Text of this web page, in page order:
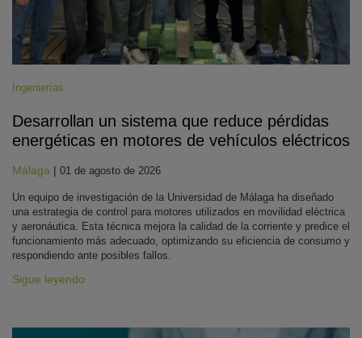
Ingenierías
Desarrollan un sistema que reduce pérdidas
energéticas en motores de vehículos eléctricos
Málaga | 01 de agosto de 2026
Un equipo de investigación de la Universidad de Málaga ha diseñado
una estrategia de control para motores utilizados en movilidad eléctrica
y aeronáutica. Esta técnica mejora la calidad de la corriente y predice el
funcionamiento más adecuado, optimizando su eficiencia de consumo y
respondiendo ante posibles fallos.
Sigue leyendo